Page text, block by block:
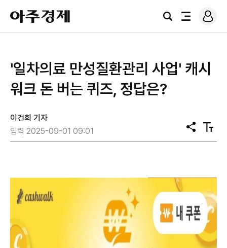
아
주
경
검
전
로
그
'일차의료 만성질환관리 사업' 캐시
워크 돈 버는 퀴즈, 정답은?
이건희 기자
입력 2025-09-01 09:01
공
유
텍
스